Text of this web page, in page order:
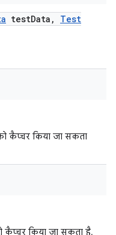
testData ,
Test
कैप्चर किया जा सकता
किया जा सकता है.